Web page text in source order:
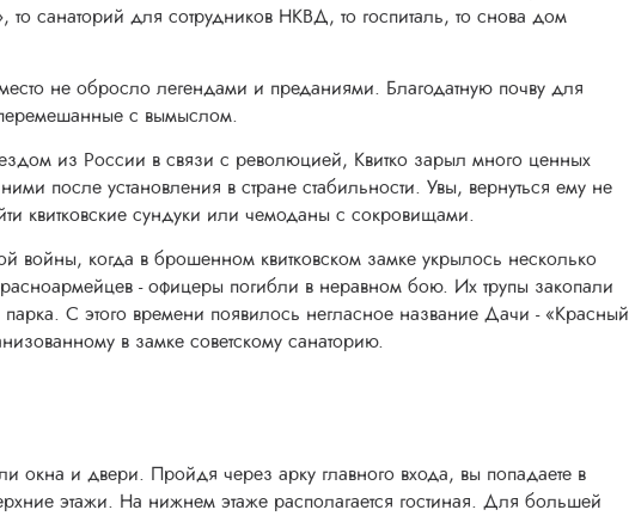
санаторий для сотрудников НКВД, то госпиталь, то снова дом
не обросло легендами и преданиями. Благодатную почву для
с вымыслом.
из России в связи с революцией, Квитко зарыл много ценных
после установления в стране стабильности. Увы, вернуться ему не
квитковские сундуки или чемоданы с сокровищами.
войны, когда в брошенном квитковском замке укрылось несколько
- офицеры погибли в неравном бою. Их трупы закопали
С этого времени появилось негласное название Дачи - «Красный
в замке советскому санаторию.
окна и двери. Пройдя через арку главного входа, вы попадаете в
этажи. На нижнем этаже располагается гостиная. Для большей